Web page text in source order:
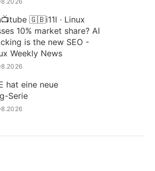
🇬🇧i11l · Linux
10% market share? AI
is the new SEO -
Weekly News
hat eine neue
Serie